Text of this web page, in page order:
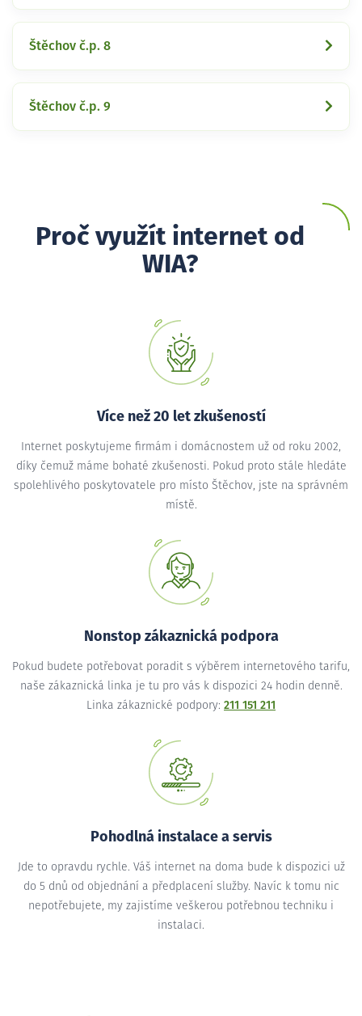
Štěchov č.p. 8
Štěchov č.p. 9
Proč využít internet od
WIA?
Více než 20 let zkušeností
Internet poskytujeme firmám i domácnostem už od roku 2002,
díky čemuž máme bohaté zkušenosti. Pokud proto stále hledáte
spolehlivého poskytovatele pro místo Štěchov, jste na správném
místě.
Nonstop zákaznická podpora
Pokud budete potřebovat poradit s výběrem internetového tarifu,
naše zákaznická linka je tu pro vás k dispozici 24 hodin denně.
Linka zákaznické podpory: 211 151 211
Pohodlná instalace a servis
Jde to opravdu rychle. Váš internet na doma bude k dispozici už
do 5 dnů od objednání a předplacení služby. Navíc k tomu nic
nepotřebujete, my zajistíme veškerou potřebnou techniku i
instalaci.